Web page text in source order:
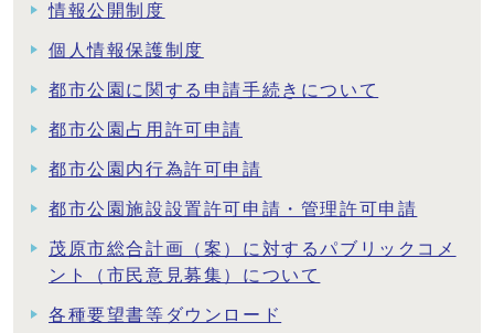
情報公開制度
個人情報保護制度
都市公園に関する申請手続きについて
都市公園占用許可申請
都市公園内行為許可申請
都市公園施設設置許可申請・管理許可申請
茂原市総合計画（案）に対するパブリックコメ
ント（市民意見募集）について
各種要望書等ダウンロード